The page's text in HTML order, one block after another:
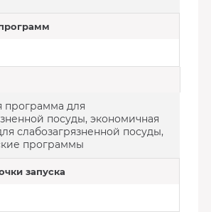
программа для
посуды, экономичная
слабозагрязненной посуды,
программы
запуска